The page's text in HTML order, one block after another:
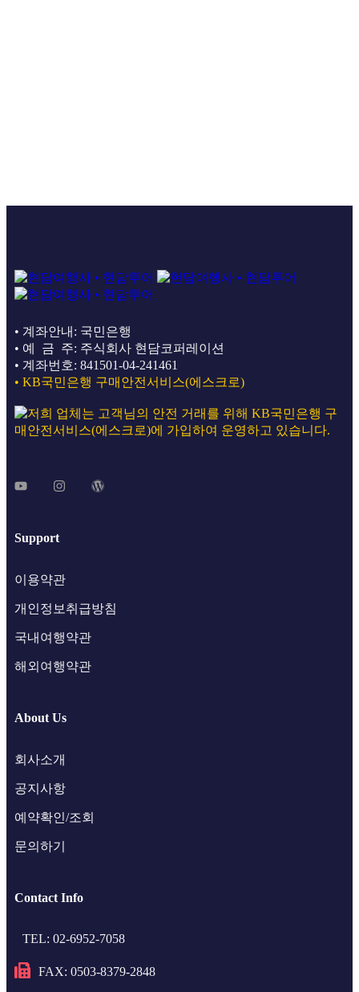
• 계좌안내: 국민은행
• 예 금 주: 주식회사 현담코퍼레이션
• 계좌번호: 841501-04-241461
• KB국민은행 구매안전서비스(에스크로)
Support
이용약관
개인정보취급방침
국내여행약관
해외여행약관
About Us
회사소개
공지사항
예약확인/조회
문의하기
Contact Info
TEL: 02-6952-7058
FAX: 0503-8379-2848